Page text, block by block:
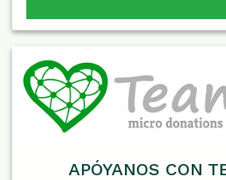
APÓYANOS CON